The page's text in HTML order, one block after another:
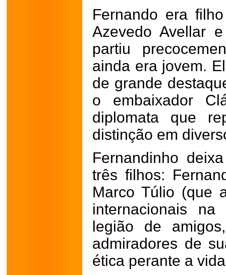
Fernando era
Azevedo Avellar
partiu
ainda era jovem.
de grande
o embaixador
diplomata que
distinção em
Fernandinho
três filhos:
Marco Túlio (que
internacionais
legião de
admiradores de
ética perante a